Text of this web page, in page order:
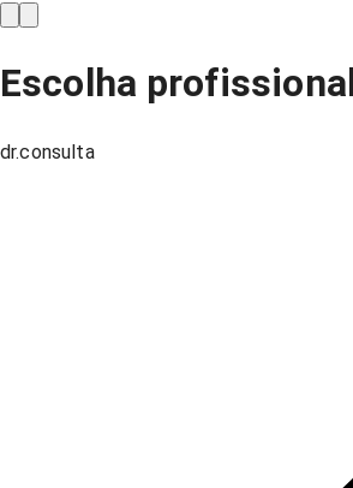
Escolha
dr.consulta